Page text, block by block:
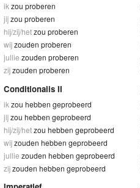
ik zou proberen
jijzou proberen
hij/zij/hetzou proberen
wijzouden proberen
jullie zouden proberen
zijzouden proberen
Conditionalis II
ik zou hebben geprobeerd
jijzou hebben geprobeerd
hij/zij/hetzou hebben geprobeerd
wijzouden hebben geprobeerd
jullie zouden hebben geprobeerd
zijzouden hebben geprobeerd